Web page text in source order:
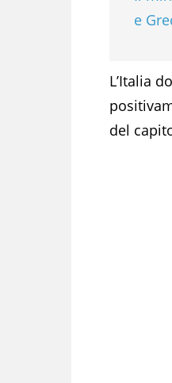
e
L’Italia
del